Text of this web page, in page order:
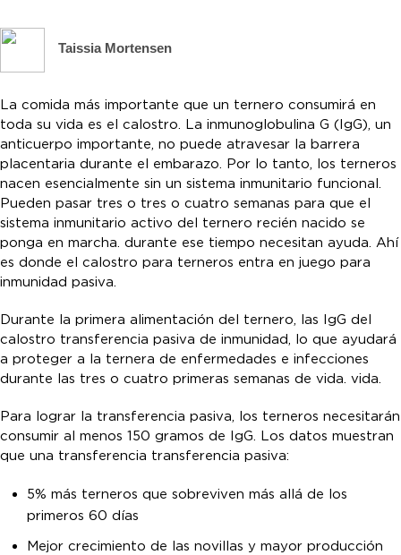
Taissia Mortensen
La comida más importante que un ternero consumirá en
toda su vida es el calostro. La inmunoglobulina G (IgG), un
anticuerpo importante, no puede atravesar la barrera
placentaria durante el embarazo. Por lo tanto, los terneros
nacen esencialmente sin un sistema inmunitario funcional.
Pueden pasar tres o tres o cuatro semanas para que el
sistema inmunitario activo del ternero recién nacido se
ponga en marcha. durante ese tiempo necesitan ayuda. Ahí
es donde el calostro para terneros entra en juego para
inmunidad pasiva.
Durante la primera alimentación del ternero, las IgG del
calostro transferencia pasiva de inmunidad, lo que ayudará
a proteger a la ternera de enfermedades e infecciones
durante las tres o cuatro primeras semanas de vida. vida.
Para lograr la transferencia pasiva, los terneros necesitarán
consumir al menos 150 gramos de IgG. Los datos muestran
que una transferencia transferencia pasiva:
5% más terneros que sobreviven más allá de los
primeros 60 días
Mejor crecimiento de las novillas y mayor producción